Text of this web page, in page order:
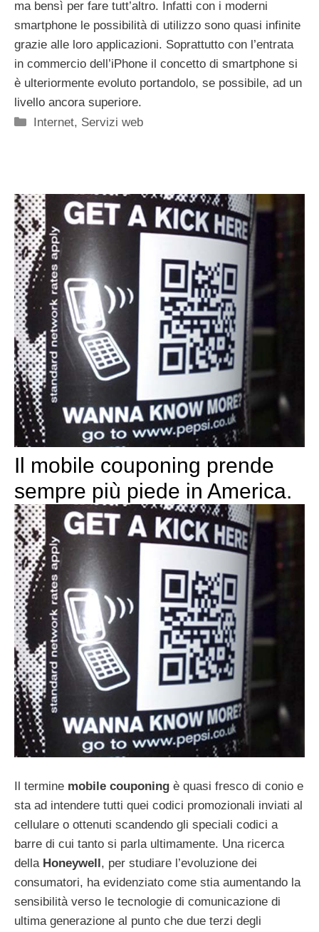
ma bensì per fare tutt’altro. Infatti con i moderni
smartphone le possibilità di utilizzo sono quasi infinite
grazie alle loro applicazioni. Soprattutto con l’entrata
in commercio dell’iPhone il concetto di smartphone si
è ulteriormente evoluto portandolo, se possibile, ad un
livello ancora superiore.
Categorie
Internet, Servizi web
Il mobile couponing prende
sempre più piede in America.
Il termine mobile couponing è quasi fresco di conio e
sta ad intendere tutti quei codici promozionali inviati al
cellulare o ottenuti scandendo gli speciali codici a
barre di cui tanto si parla ultimamente. Una ricerca
della Honeywell, per studiare l’evoluzione dei
consumatori, ha evidenziato come stia aumentando la
sensibilità verso le tecnologie di comunicazione di
ultima generazione al punto che due terzi degli